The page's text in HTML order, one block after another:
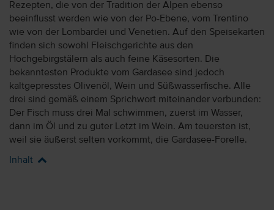
Rezepten, die von der Tradition der Alpen ebenso
beeinflusst werden wie von der Po-Ebene, vom Trentino
wie von der Lombardei und Venetien. Auf den Speisekarten
finden sich sowohl Fleischgerichte aus den
Hochgebirgstälern als auch feine Käsesorten. Die
bekanntesten Produkte vom Gardasee sind jedoch
kaltgepresstes Olivenöl, Wein und Süßwasserfische. Alle
drei sind gemäß einem Sprichwort miteinander verbunden:
Der Fisch muss drei Mal schwimmen, zuerst im Wasser,
dann im Öl und zu guter Letzt im Wein. Am teuersten ist,
weil sie äußerst selten vorkommt, die Gardasee-Forelle.
Inhalt